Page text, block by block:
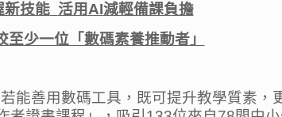
新技能 活用AI減輕備課負擔
至少一位「數碼素養推動者」
能善用數碼工具，既可提升教學質素，